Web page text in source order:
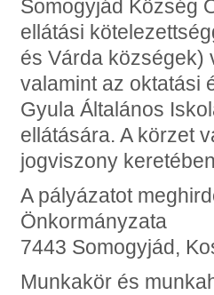
Somogyjád Község
ellátási
és Várda községek)
valamint az oktatási
Gyula Általános
ellátására. A körzet
jogviszony
A pályázatot
Önkormányzata
7443 Somogyjád,
Munkakör és